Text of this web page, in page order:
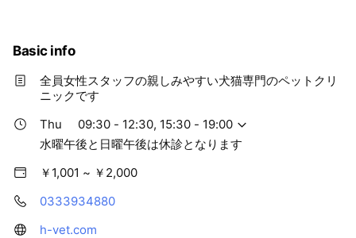
Basic info
全員女性スタッフの親しみやすい犬猫専門のペットクリ
ニックです
Thu
09:30 - 12:30, 15:30 - 19:00
水曜午後と日曜午後は休診となります
￥1,001 ~ ￥2,000
0333934880
h-vet.com